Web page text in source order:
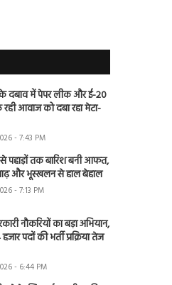
दबाव में पेपर लीक और ई-20
आवाज को दबा रहा मेटा-
- 7:43 PM
पहाड़ों तक बारिश बनी आफत,
और भूस्खलन से हाल बेहाल
- 7:13 PM
नौकरियों का बड़ा अभियान,
पदों की भर्ती प्रक्रिया तेज
- 6:44 PM